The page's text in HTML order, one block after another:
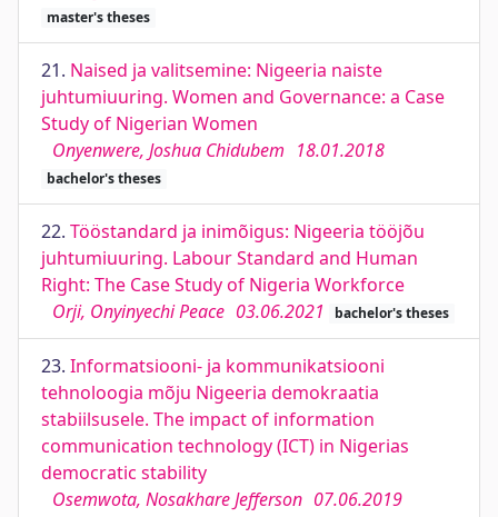
master's theses
21. Naised ja valitsemine: Nigeeria naiste
juhtumiuuring. Women and Governance: a Case
Study of Nigerian Women
Onyenwere, Joshua Chidubem 18.01.2018
bachelor's theses
22. Tööstandard ja inimõigus: Nigeeria tööjõu
juhtumiuuring. Labour Standard and Human
Right: The Case Study of Nigeria Workforce
Orji, Onyinyechi Peace 03.06.2021 bachelor's theses
23. Informatsiooni- ja kommunikatsiooni
tehnoloogia mõju Nigeeria demokraatia
stabiilsusele. The impact of information
communication technology (ICT) in Nigerias
democratic stability
Osemwota, Nosakhare Jefferson 07.06.2019